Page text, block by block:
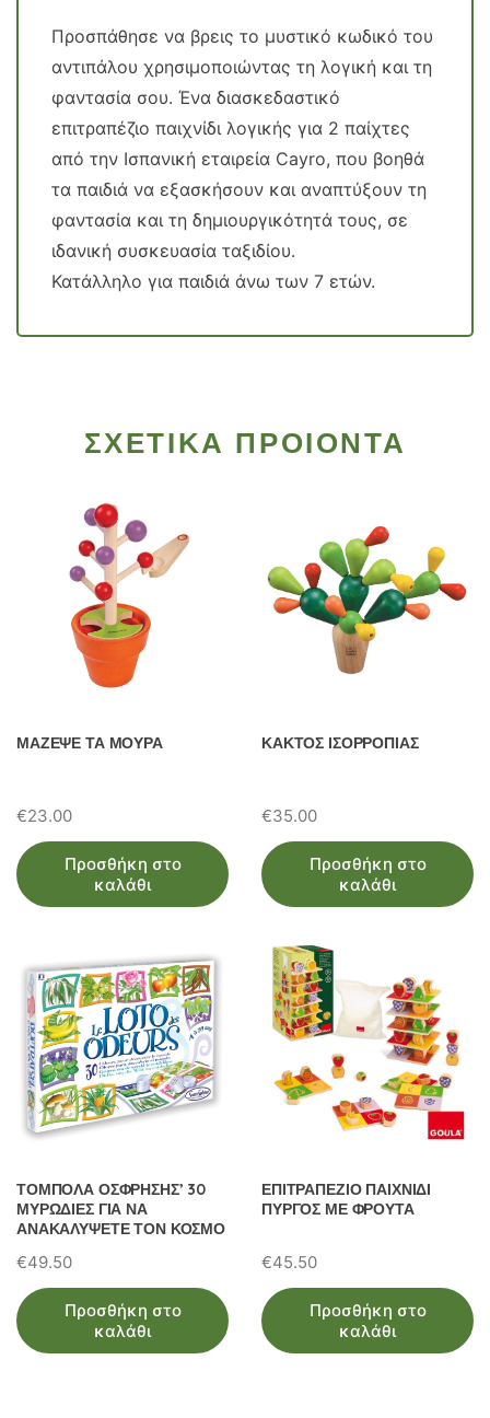
Προσπάθησε να βρεις το μυστικό κωδικό του
αντιπάλου χρησιμοποιώντας τη λογική και τη
φαντασία σου. Ένα διασκεδαστικό
επιτραπέζιο παιχνίδι λογικής για 2 παίχτες
από την Ισπανική εταιρεία Cayro, που βοηθά
τα παιδιά να εξασκήσουν και αναπτύξουν τη
φαντασία και τη δημιουργικότητά τους, σε
ιδανική συσκευασία ταξιδίου.
Κατάλληλο για παιδιά άνω των 7 ετών.
ΣΧΕΤΙΚΑ ΠΡΟΙΟΝΤΑ
ΜΑΖΕΨΕ ΤΑ ΜΟΥΡΑ
€23.00
Προσθήκη στο
καλάθι
ΚΑΚΤΟΣ ΙΣΟΡΡΟΠΙΑΣ
€35.00
Προσθήκη στο
καλάθι
ΤΟΜΠΟΛΑ ΟΣΦΡΗΣΗΣ’ 30
ΜΥΡΩΔΙΕΣ ΓΙΑ ΝΑ
ΑΝΑΚΑΛΥΨΕΤΕ ΤΟΝ ΚΟΣΜΟ
€49.50
Προσθήκη στο
καλάθι
ΕΠΙΤΡΑΠΕΖΙΟ ΠΑΙΧΝΙΔΙ
ΠΥΡΓΟΣ ΜΕ ΦΡΟΥΤΑ
€45.50
Προσθήκη στο
καλάθι